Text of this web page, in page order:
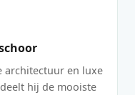
architectuur en luxe
hij de mooiste